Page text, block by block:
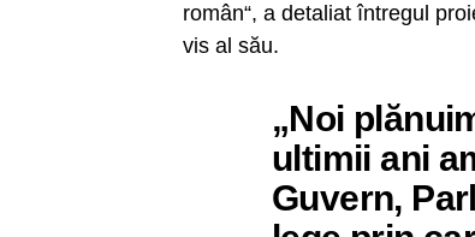
român“, a detaliat întregul
vis al său.
„Noi
ultimii ani
Guvern,